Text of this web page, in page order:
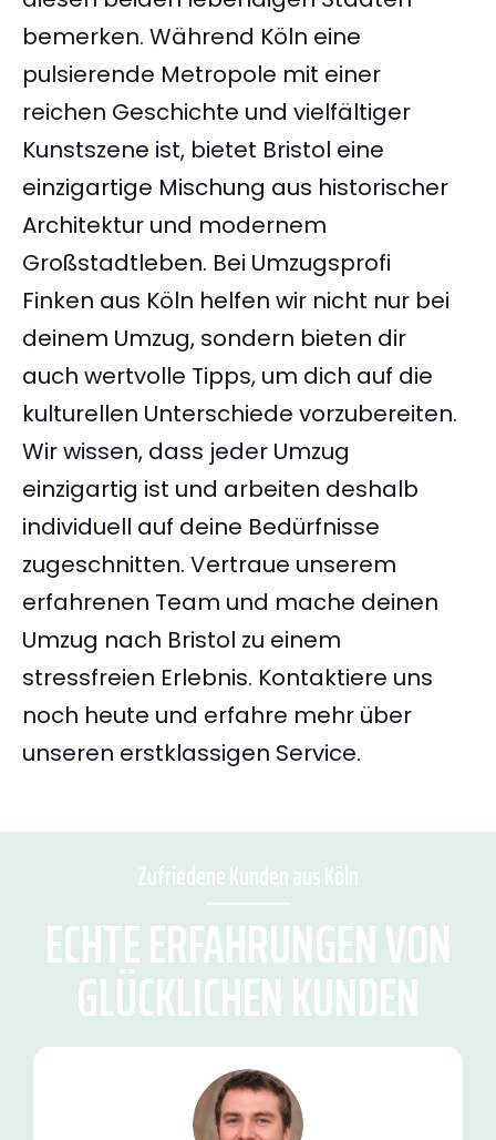
bemerken. Während Köln eine
pulsierende Metropole mit einer
reichen Geschichte und vielfältiger
Kunstszene ist, bietet Bristol eine
einzigartige Mischung aus historischer
Architektur und modernem
Großstadtleben. Bei Umzugsprofi
Finken aus Köln helfen wir nicht nur bei
deinem Umzug, sondern bieten dir
auch wertvolle Tipps, um dich auf die
kulturellen Unterschiede vorzubereiten.
Wir wissen, dass jeder Umzug
einzigartig ist und arbeiten deshalb
individuell auf deine Bedürfnisse
zugeschnitten. Vertraue unserem
erfahrenen Team und mache deinen
Umzug nach Bristol zu einem
stressfreien Erlebnis. Kontaktiere uns
noch heute und erfahre mehr über
unseren erstklassigen Service.
Zufriedene Kunden aus Köln
ECHTE ERFAHRUNGEN VON
GLÜCKLICHEN KUNDEN